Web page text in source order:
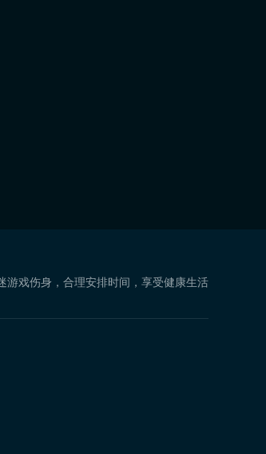
游戏伤身，合理安排时间，享受健康生活